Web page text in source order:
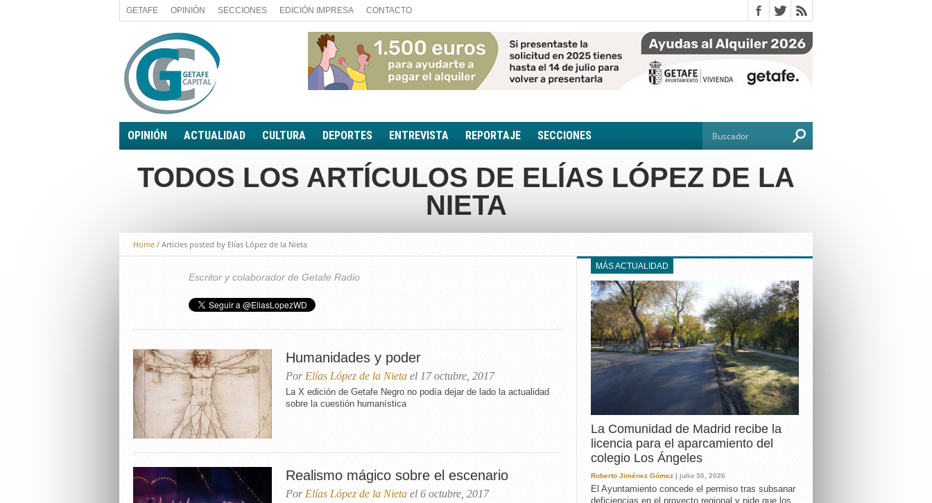
GETAFE OPINIÓN SECCIONES EDICIÓN IMPRESA CONTACTO
OPINIÓN
A FIN DE CUENTAS
PALABRA DE CONCEJAL
TODAS LAS BANDERAS
EL RINCÓN DEL LECTOR
ACTUALIDAD
POLÍTICA
ECONOMÍA
CULTURA DEPORTES ENTREVISTA REPORTAJE SECCIONES
FOTONOTICIA
EL AULA SIN MUROS
EL RINCÓN DE ACOEG
RUTA DE LA MEMORIA
LA VOZ DE LA
EXPERIENCIA
IN MEMORIAM
MEMORIA RECUPERADA
UN MINUTO EN EL
VARIOS
TODOS LOS ARTÍCULOS DE ELÍAS LÓPEZ DE LA
NIETA
Home / Articles posted by Elías López de la Nieta
Escritor y colaborador de Getafe Radio
Humanidades y poder
Por Elías López de la Nieta el 17 octubre, 2017
La X edición de Getafe Negro no podía dejar de lado la actualidad
sobre la cuestión humanística
Realismo mágico sobre el escenario
Por Elías López de la Nieta el 6 octubre, 2017
MÁS ACTUALIDAD
La Comunidad de Madrid recibe la
licencia para el aparcamiento del
colegio Los Ángeles
Roberto Jiménez Gómez | julio 30, 2026
El Ayuntamiento concede el permiso tras subsanar
deficiencias en el proyecto regional y pide que los